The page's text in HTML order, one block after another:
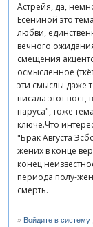
Астрейя, да,
Есениной это
любви,
вечного
смещения
осмысленное
эти смыслы даже
писала этот
паруса", тоже
ключе.Что
"Брак Августа
жених в конце
конец
периода полу-
смерть.
» Войдите в систему